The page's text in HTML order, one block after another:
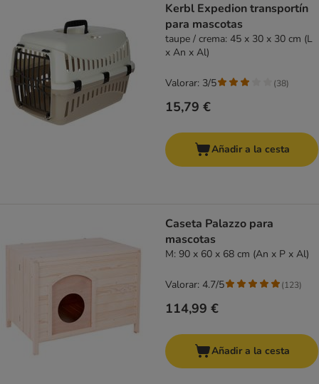
Kerbl Expedion transportín
para mascotas
taupe / crema: 45 x 30 x 30 cm (L
x An x Al)
15,79 €
Valorar: 3/5 (38)
Añadir a la cesta
Caseta Palazzo para
mascotas
M: 90 x 60 x 68 cm (An x P x Al)
114,99 €
Valorar: 4.7/5 (123)
Añadir a la cesta